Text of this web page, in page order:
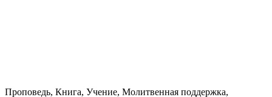
Проповедь, Книга, Учение, Молитвенная поддержка,